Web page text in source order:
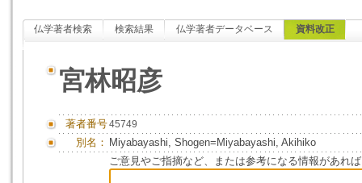
仏学著者検索 検索結果 仏学著者データベース 資料改正
宮林昭彦
著者番号45749
別名： Miyabayashi, Shogen=Miyabayashi, Akihiko
ご意見やご指摘など、または参考になる情報があれ